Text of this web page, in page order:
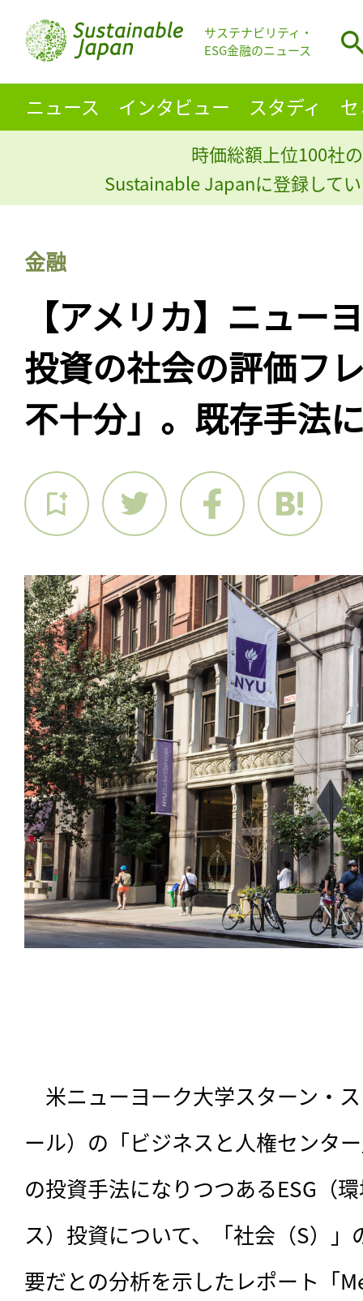
サステナビリティ・
ESG金融のニュース
ニュース インタビュー スタディ
時価総額上位100社
Sustainable Japanに登録して
金融
【アメリカ】ニュー
投資の社会の評価フ
不十分」。既存手法
米ニューヨーク大学スターン・
ール）の「ビジネスと人権センタ
の投資手法になりつつあるESG（
ス）投資について、「社会（S）
要だとの分析を示したレポート「